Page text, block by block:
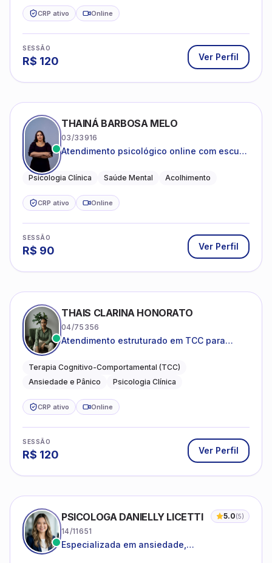
CRP ativo Online
SESSÃO
R$ 120 Ver Perfil
THAINÁ BARBOSA MELO
03/33916
Atendimento psicológico online com escuta
emocional
Psicologia Clínica Saúde Mental Acolhimento
CRP ativo Online
SESSÃO
R$ 90 Ver Perfil
THAIS CLARINA HONORATO
04/75356
Atendimento estruturado em TCC para
excessiva
Terapia Cognitivo-Comportamental (TCC)
Ansiedade e Pânico
Psicologia Clínica
CRP ativo Online
SESSÃO
R$ 120 Ver Perfil
PSICOLOGA DANIELLY LICETTI 5.0(5)
14/11651
Especializada em ansiedade,